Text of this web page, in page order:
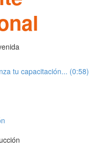
tu capacitación... (0:58)